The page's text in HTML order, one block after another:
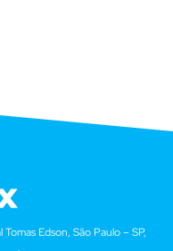
Edson, São Paulo – SP,